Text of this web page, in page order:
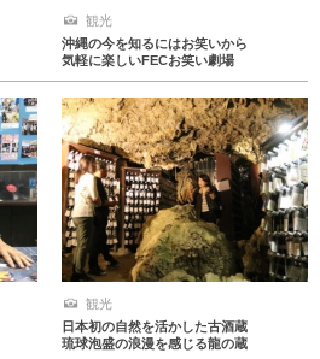
観光
沖縄の今を知るにはお笑いから
気軽に楽しいFECお笑い劇場
観光
日本初の自然を活かした古酒蔵
琉球泡盛の浪漫を感じる龍の蔵